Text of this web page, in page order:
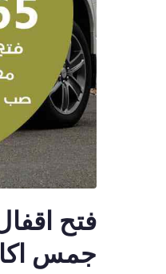
جمس